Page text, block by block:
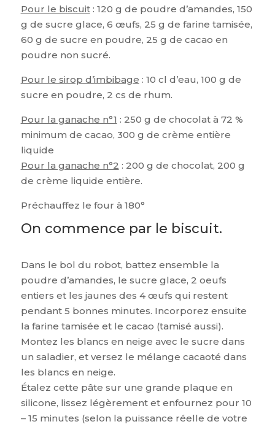
Pour le biscuit: 120 g de poudre d’amandes, 150
g de sucre glace, 6 œufs, 25 g de farine tamisée,
60 g de sucre en poudre, 25 g de cacao en
poudre non sucré.
Pour le sirop d’imbibage : 10 cl d’eau, 100 g de
sucre en poudre, 2 cs de rhum.
Pour la ganache n°1 : 250 g de chocolat à 72 %
minimum de cacao, 300 g de crème entière
liquide
Pour la ganache n°2 : 200 g de chocolat, 200 g
de crème liquide entière.
Préchauffez le four à 180°
On commence par le biscuit.
Dans le bol du robot, battez ensemble la
poudre d’amandes, le sucre glace, 2 oeufs
entiers et les jaunes des 4 œufs qui restent
pendant 5 bonnes minutes. Incorporez ensuite
la farine tamisée et le cacao (tamisé aussi).
Montez les blancs en neige avec le sucre dans
un saladier, et versez le mélange cacaoté dans
les blancs en neige.
Étalez cette pâte sur une grande plaque en
silicone, lissez légèrement et enfournez pour 10
– 15 minutes (selon la puissance réelle de votre